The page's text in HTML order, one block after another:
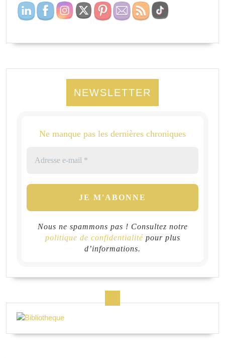
NEWSLETTER
Ne manque pas les dernières chroniques
Nous ne spammons pas ! Consultez notre
politique de confidentialitépour plus
d’informations.